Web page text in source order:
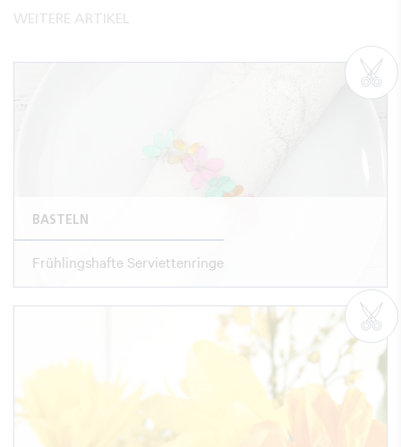
WEITERE ARTIKEL
BASTELN
Frühlingshafte Serviettenringe